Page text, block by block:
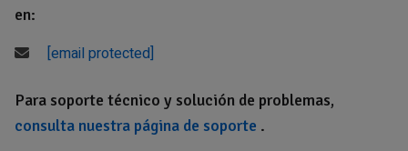
en:
[email protected]
Para soporte técnico y solución de problemas,
consulta nuestra página de soporte .